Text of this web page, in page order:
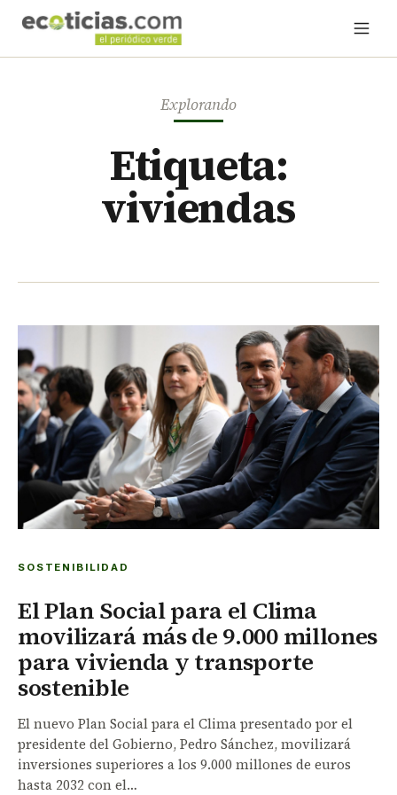
Explorando
Etiqueta:
viviendas
SOSTENIBILIDAD
El Plan Social para el Clima
movilizará más de 9.000 millones
para vivienda y transporte
sostenible
El nuevo Plan Social para el Clima presentado por el
presidente del Gobierno, Pedro Sánchez, movilizará
inversiones superiores a los 9.000 millones de euros
hasta 2032 con el…